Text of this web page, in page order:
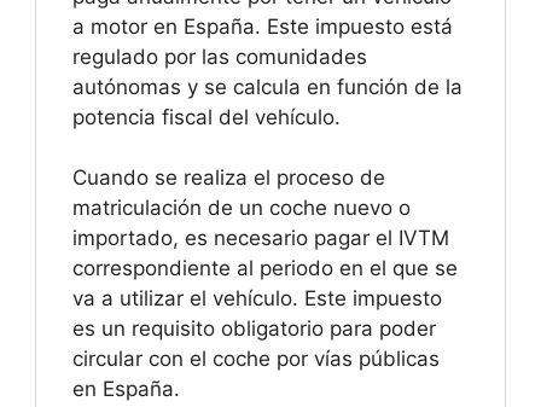
a motor en España. Este impuesto está
regulado por las comunidades
autónomas y se calcula en función de la
potencia fiscal del vehículo.
Cuando se realiza el proceso de
matriculación de un coche nuevo o
importado, es necesario pagar el IVTM
correspondiente al periodo en el que se
va a utilizar el vehículo. Este impuesto
es un requisito obligatorio para poder
circular con el coche por vías públicas
en España.